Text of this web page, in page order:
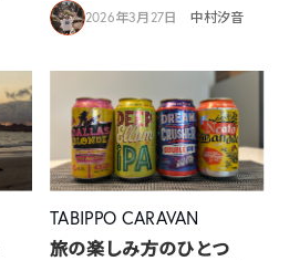
2026年3月27日 中村汐音
TABIPPO CARAVAN
旅の楽しみ方のひとつ